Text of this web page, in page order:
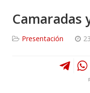
Camaradas
Presentación